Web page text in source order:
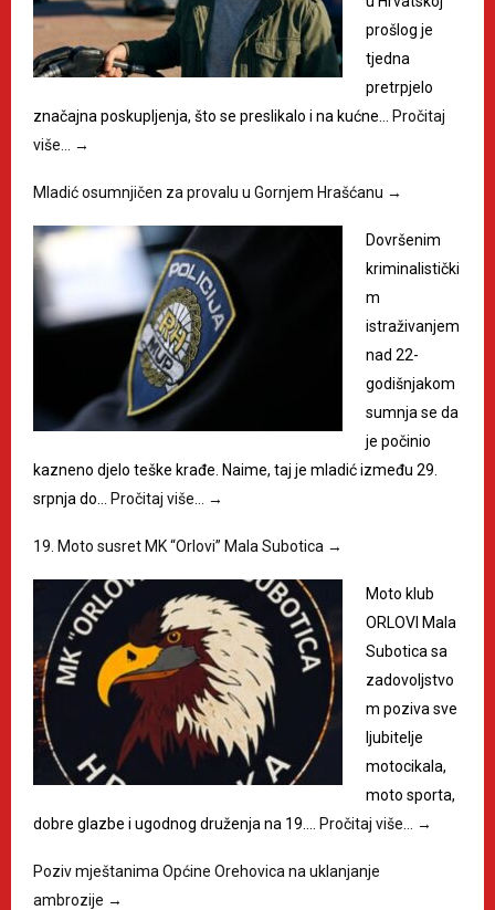
prošlog je
tjedna
pretrpjelo
značajna poskupljenja, što se preslikalo i na kućne…
Pročitaj
više…
→
Mladić osumnjičen za provalu u Gornjem Hrašćanu →
Dovršenim
kriminalistički
m
istraživanjem
nad 22-
godišnjakom
sumnja se da
je počinio
kazneno djelo teške krađe. Naime, taj je mladić između 29.
srpnja do…
Pročitaj više… →
19. Moto susret MK “Orlovi” Mala Subotica →
Moto klub
ORLOVI Mala
Subotica sa
zadovoljstvo
m poziva sve
ljubitelje
motocikala,
moto sporta,
dobre glazbe i ugodnog druženja na 19.…
Pročitaj više… →
Poziv mještanima Općine Orehovica na uklanjanje
ambrozije →